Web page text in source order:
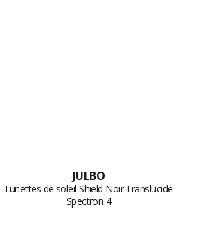
JULBO
Lunettes de soleil Shield Noir Translucide
Spectron 4